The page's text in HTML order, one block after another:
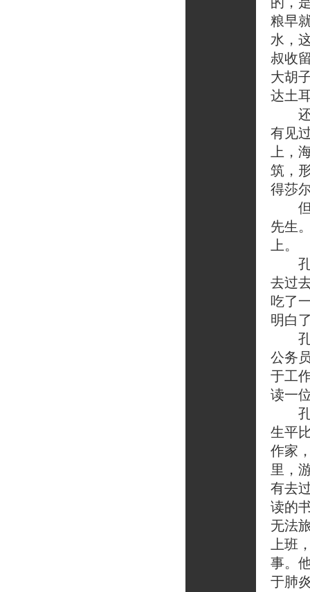
粮早
水，
叔收
大胡
达土
还
有见
上，
筑，
得莎
但
先生
上。
孔
去过
吃了
明白
孔
公务
于工
读一
孔
生平
作家
里，
有去
读的
无法
上班
事。
于肺